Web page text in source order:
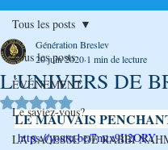
Tous les posts
ÉVÉNEMENT
Le saviez-vous?
LA SAGESSE DE RABBI
Tous les posts
L'UNIVERS DE
Génération Breslev
20 juin 2020 1 min de lecture
Noté NaN étoiles sur 5.
LE MAUVAIS
https://youtu.be/7mtx9Il2ORY